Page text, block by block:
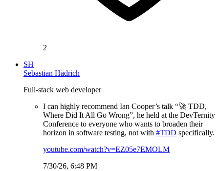
2
SH
Sebastian Hädrich
Full-stack web developer
I can highly recommend Ian Cooper’s talk “🚀 TDD,
Where Did It All Go Wrong”, he held at the DevTernity
Conference to everyone who wants to broaden their
horizon in software testing, not with #TDD specifically.
youtube.com/watch?v=EZ05e7EMOLM
7/30/26, 6:48 PM